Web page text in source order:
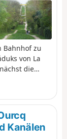
Bahnhof zu
von La
die
Kanälen